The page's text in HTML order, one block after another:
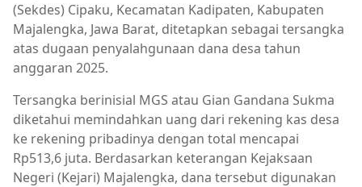
(Sekdes) Cipaku, Kecamatan Kadipaten, Kabupaten
Majalengka, Jawa Barat, ditetapkan sebagai tersangka
atas dugaan penyalahgunaan dana desa tahun
anggaran 2025.
Tersangka berinisial MGS atau Gian Gandana Sukma
diketahui memindahkan uang dari rekening kas desa
ke rekening pribadinya dengan total mencapai
Rp513,6 juta. Berdasarkan keterangan Kejaksaan
Negeri (Kejari) Majalengka, dana tersebut digunakan